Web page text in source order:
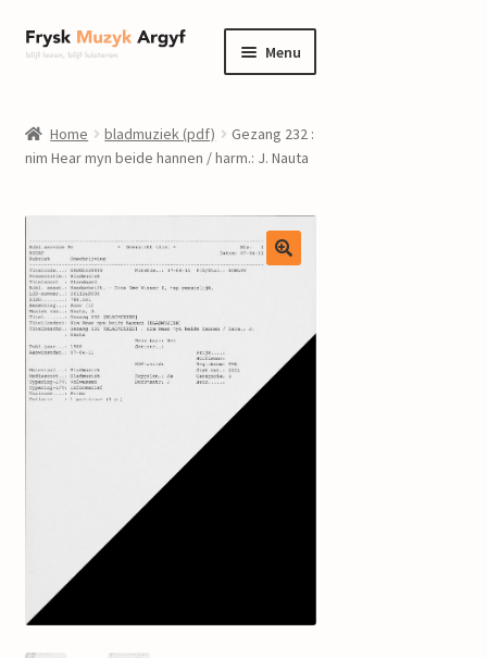
Ga
door
navigatie
Ga
naar
inhoud
Menu
informatie
Submenu
winkel
Submenu
uitvouwen
Componisten
nieuws
events
Home bladmuziek (pdf)
Gezang 232 :
nim Hear myn beide hannen / harm.: J. Nauta